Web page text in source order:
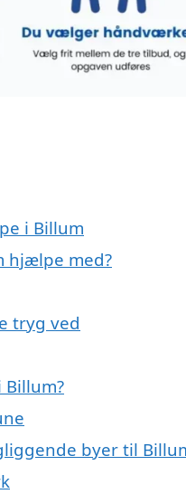
i Billum
hjælpe med?
tryg ved
byer til